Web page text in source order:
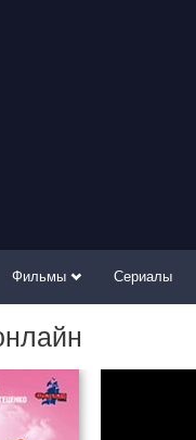
Фильмы Сериалы